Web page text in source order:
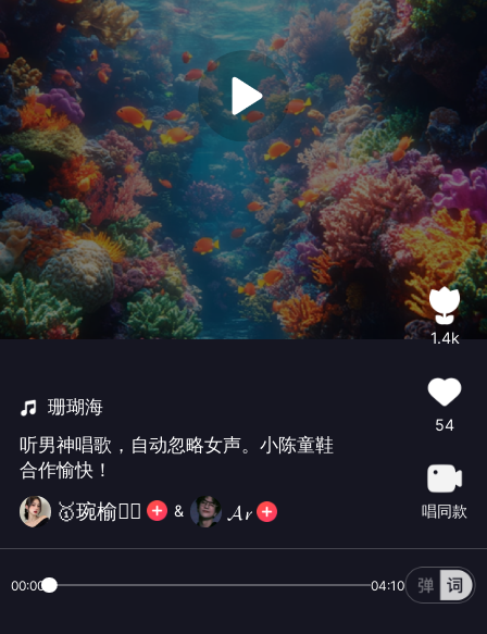
珊瑚海
听男神唱歌，自动忽略女声。小陈童鞋
合作愉快！
🥇琬榆🧚‍♀️ & 𝓐𝓻
1.4k
54
唱同款
00:00 04:10